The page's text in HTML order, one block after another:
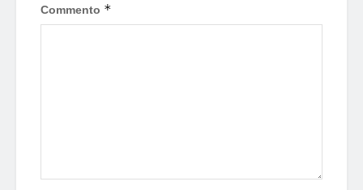
Commento *